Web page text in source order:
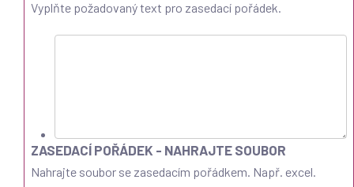
Vyplňte požadovaný text pro zasedací pořádek.
ZASEDACÍ POŘÁDEK - NAHRAJTE SOUBOR
Nahrajte soubor se zasedacím pořádkem. Např. excel.